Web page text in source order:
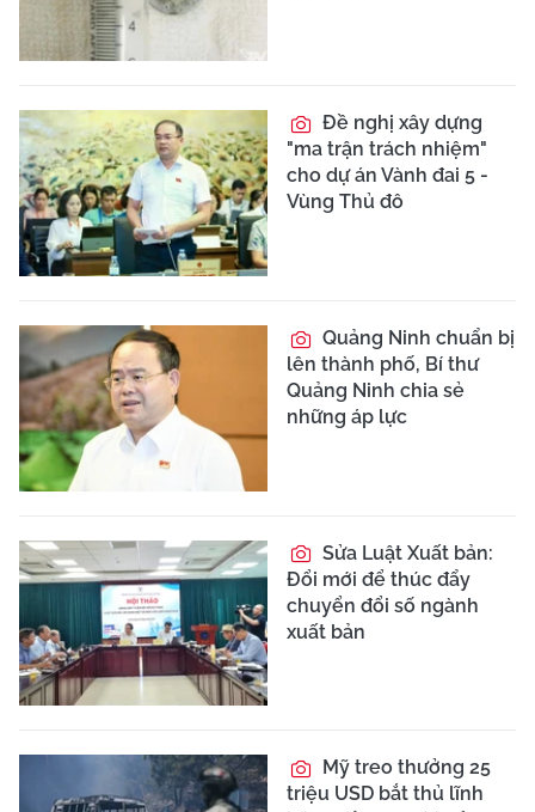
Đề nghị xây dựng
"ma trận trách nhiệm"
cho dự án Vành đai 5 -
Vùng Thủ đô
Quảng Ninh chuẩn bị
lên thành phố, Bí thư
Quảng Ninh chia sẻ
những áp lực
Sửa Luật Xuất bản:
Đổi mới để thúc đẩy
chuyển đổi số ngành
xuất bản
Mỹ treo thưởng 25
triệu USD bắt thủ lĩnh